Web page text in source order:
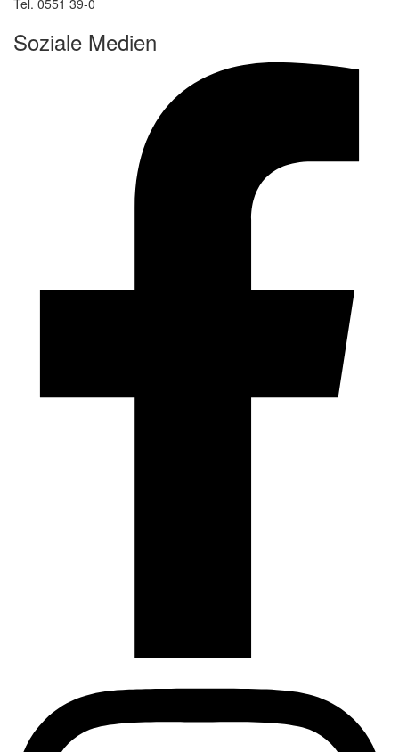
Tel. 0551 39-0
Soziale Medien